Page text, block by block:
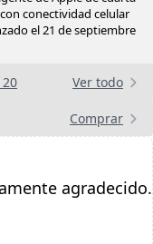
conectividad celular
el 21 de septiembre
Ver todo
Comprar
agradecido.